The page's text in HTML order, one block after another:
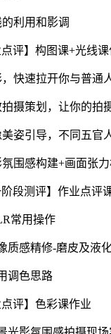
利用和影调
评】构图课+光线
快速拉开你与普通
摄策划，让你的拍
姿引导，不同五官
围感构建+画面张
段测评】作业点评
常用操作
质感精修-磨皮及液
调色思路
评】色彩课作业